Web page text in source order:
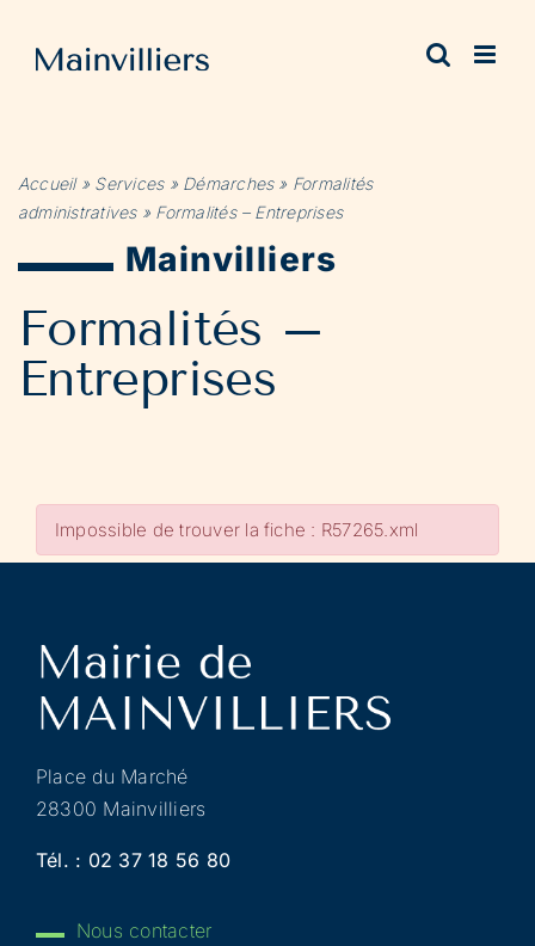
contenu
Accueil» Services» Démarches» Formalités
administratives» Formalités – Entreprises
Mainvilliers
Formalités –
Entreprises
Impossible de trouver la fiche : R57265.xml
Place du Marché
28300 Mainvilliers
Tél. : 02 37 18 56 80
Nous contacter